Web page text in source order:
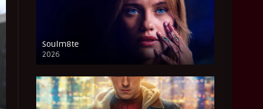
Soulm8te
2026
FULL HD